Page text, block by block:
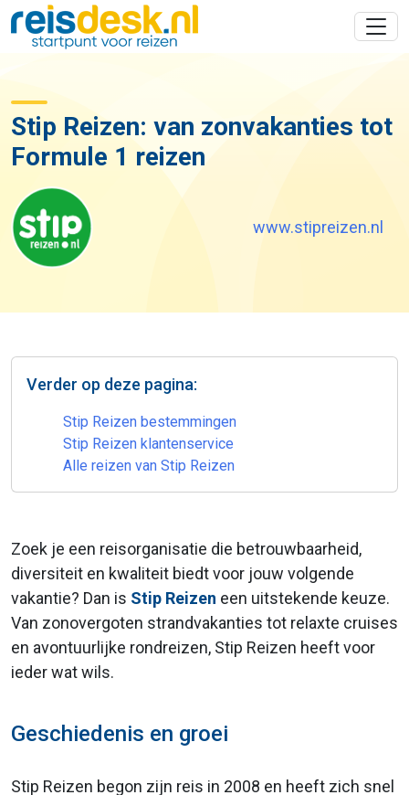
Stip Reizen: van zonvakanties tot
Formule 1 reizen
www.stipreizen.nl
Verder op deze pagina:
Stip Reizen bestemmingen
Stip Reizen klantenservice
Alle reizen van Stip Reizen
Zoek je een reisorganisatie die betrouwbaarheid,
diversiteit en kwaliteit biedt voor jouw volgende
vakantie? Dan is Stip Reizen een uitstekende keuze.
Van zonovergoten strandvakanties tot relaxte cruises
en avontuurlijke rondreizen, Stip Reizen heeft voor
ieder wat wils.
Geschiedenis en groei
Stip Reizen begon zijn reis in 2008 en heeft zich snel